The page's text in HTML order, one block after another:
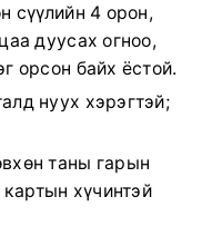
сүүлийн 4 орон,
дуусах огноо,
орсон байх ёстой.
нуух хэрэгтэй;
таны гарын
хүчинтэй